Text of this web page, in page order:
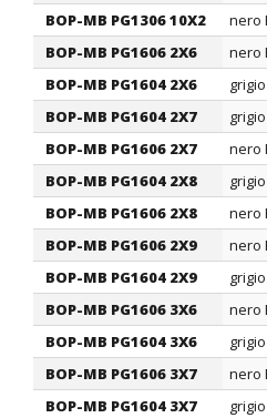
BOP-MB PG1306 10X2
nero
BOP-MB PG1606 2X6
nero
BOP-MB PG1604 2X6
BOP-MB PG1604 2X7
BOP-MB PG1606 2X7
nero
BOP-MB PG1604 2X8
BOP-MB PG1606 2X8
nero
BOP-MB PG1606 2X9
nero
BOP-MB PG1604 2X9
BOP-MB PG1606 3X6
nero
BOP-MB PG1604 3X6
BOP-MB PG1606 3X7
nero
BOP-MB PG1604 3X7